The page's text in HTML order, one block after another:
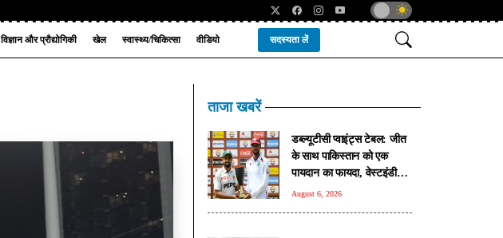
विज्ञान और प्रौद्योगिकी खेल स्वास्थ्य/चिकित्सा वीडियो सदस्यता लें
ताजा खबरें
डब्ल्यूटीसी प्वाइंट्स टेबल: जीत
के साथ पाकिस्तान को एक
पायदान का फायदा, वेस्टइंडीज
का हुआ नुकसान
August 6, 2026